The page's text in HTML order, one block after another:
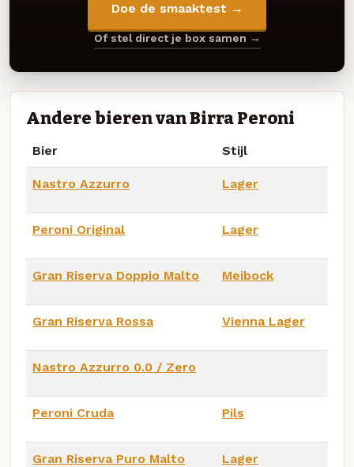
Doe de smaaktest →
Of stel direct je box samen →
Andere bieren van Birra Peroni
Bier Stijl
Nastro Azzurro Lager
Peroni Original Lager
Gran Riserva Doppio Malto Meibock
Gran Riserva Rossa Vienna Lager
Nastro Azzurro 0.0 / Zero
Peroni Cruda Pils
Gran Riserva Puro Malto Lager